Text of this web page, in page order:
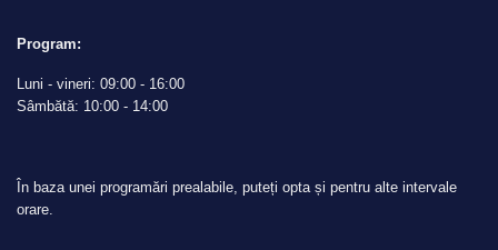
Program:
Luni - vineri: 09:00 - 16:00
Sâmbătă: 10:00 - 14:00
În baza unei programări prealabile, puteți opta și pentru alte intervale
orare.